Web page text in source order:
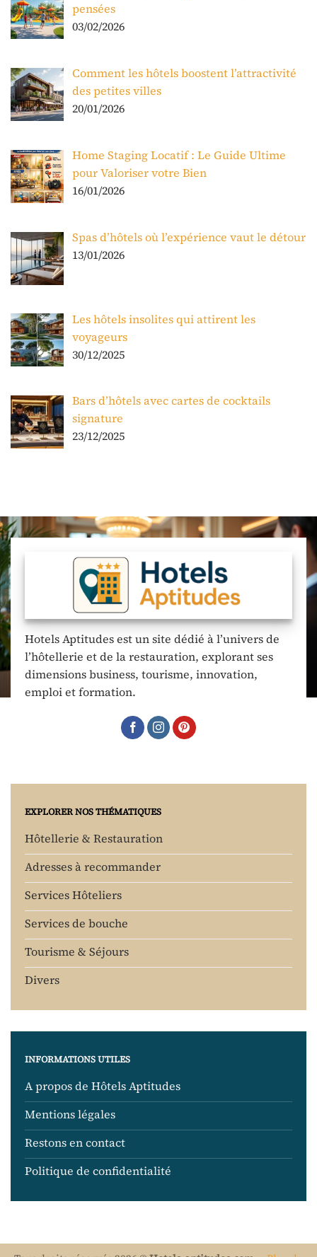
pensées
03/02/2026
Comment les hôtels boostent l’attractivité
des petites villes
20/01/2026
Home Staging Locatif : Le Guide Ultime
pour Valoriser votre Bien
16/01/2026
Spas d’hôtels où l’expérience vaut le détour
13/01/2026
Les hôtels insolites qui attirent les
voyageurs
30/12/2025
Bars d’hôtels avec cartes de cocktails
signature
23/12/2025
Hotels Aptitudes est un site dédié à l’univers de
l’hôtellerie et de la restauration, explorant ses
dimensions business, tourisme, innovation,
emploi et formation.
EXPLORER NOS THÉMATIQUES
Hôtellerie & Restauration
Adresses à recommander
Services Hôteliers
Services de bouche
Tourisme & Séjours
Divers
INFORMATIONS UTILES
A propos de Hôtels Aptitudes
Mentions légales
Restons en contact
Politique de confidentialité